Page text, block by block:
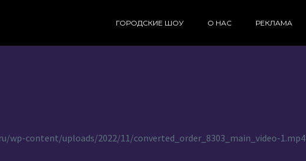
ГОРОДСКИЕ ШОУ О НАС РЕКЛАМА
wp-content/uploads/2022/11/converted_order_8303_main_video-1.mp4